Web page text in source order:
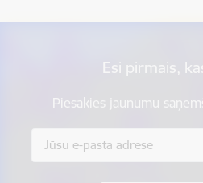
Esi pirmais,
Piesakies jaunumu